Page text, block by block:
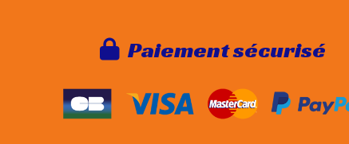
 Paiement sécurisé